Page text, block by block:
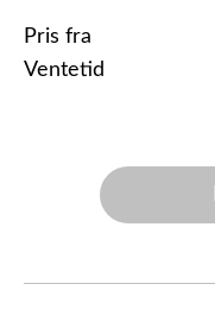
Pris fra
Ventetid